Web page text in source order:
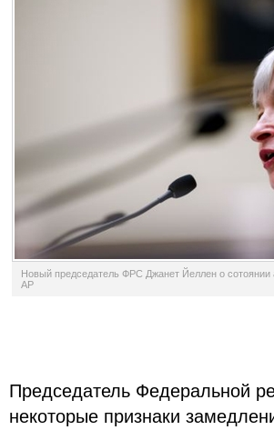
Новый председатель ФРС Джанет Йеллен о сотоянии
AP
Председатель Федеральной
некоторые признаки